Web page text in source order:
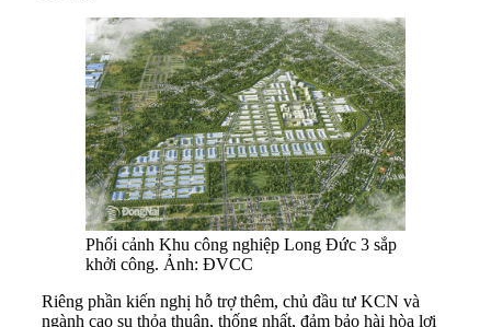
Phối cảnh Khu công nghiệp Long Đức 3 sắp
khởi công. Ảnh: ĐVCC
Riêng phần kiến nghị hỗ trợ thêm, chủ đầu tư KCN và
ngành cao su thỏa thuận, thống nhất, đảm bảo hài hòa lợi